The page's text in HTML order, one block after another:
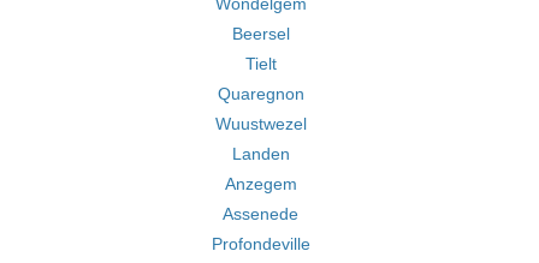
Beersel
Tielt
Quaregnon
Wuustwezel
Landen
Anzegem
Assenede
Profondeville